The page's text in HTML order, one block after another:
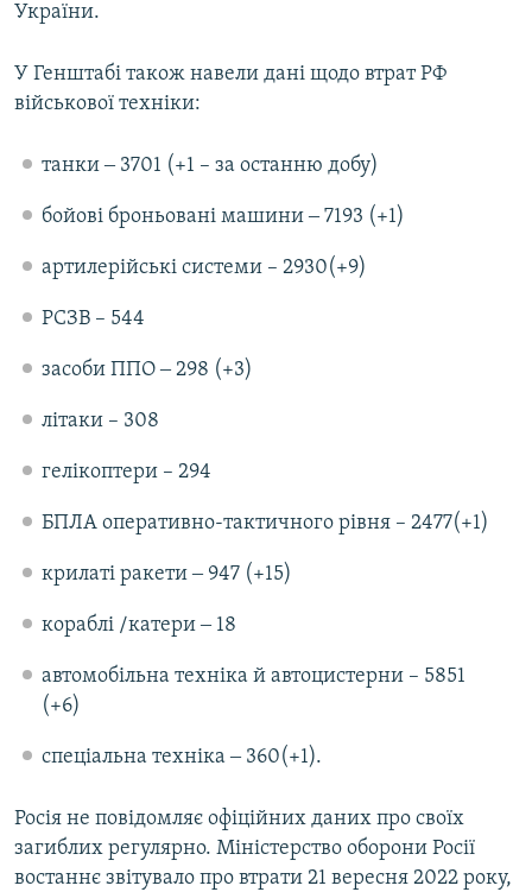
України.
У Генштабі також навели дані щодо втрат РФ
військової техніки:
танки ‒ 3701 (+1 – за останню добу)
бойові броньовані машини ‒ 7193 (+1)
артилерійські системи – 2930(+9)
РСЗВ – 544
засоби ППО ‒ 298 (+3)
літаки – 308
гелікоптери – 294
БПЛА оперативно-тактичного рівня – 2477(+1)
крилаті ракети ‒ 947 (+15)
кораблі /катери ‒ 18
автомобільна техніка й автоцистерни – 5851
(+6)
спеціальна техніка ‒ 360(+1).
Росія не повідомляє офіційних даних про своїх
загиблих регулярно. Міністерство оборони Росії
востаннє звітувало про втрати 21 вересня 2022 року,